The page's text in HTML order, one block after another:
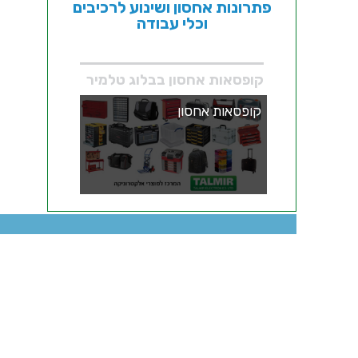
פתרונות אחסון ושינוע לרכיבים
וכלי עבודה
קופסאות אחסון בבלוג טלמיר
קופסאות אחסון